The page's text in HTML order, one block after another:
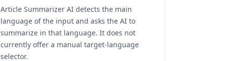
Article Summarizer AI detects the main
language of the input and asks the AI to
summarize in that language. It does not
currently offer a manual target-language
selector.